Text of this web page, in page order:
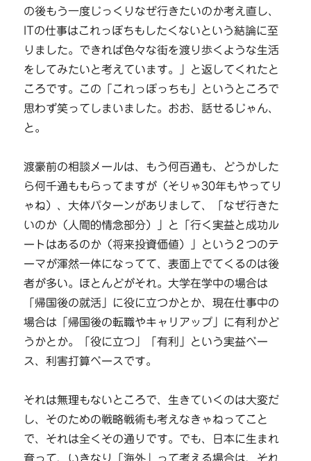
の後もう一度じっくりなぜ行きたいのか考え直し、
ITの仕事はこれっぽちもしたくないという結論に至
りました。できれば色々な街を渡り歩くような生活
をしてみたいと考えています。」と返してくれたと
ころです。この「これっぽっちも」というところで
思わず笑ってしまいました。おお、話せるじゃん、
と。
渡豪前の相談メールは、もう何百通も、どうかした
ら何千通ももらってますが（そりゃ30年もやってり
ゃね）、大体パターンがありまして、「なぜ行きた
いのか（人間的情念部分）」と「行く実益と成功ル
ートはあるのか（将来投資価値）」という２つのテ
ーマが渾然一体になってて、表面上でてくるのは後
者が多い。ほとんどがそれ。大学在学中の場合は
「帰国後の就活」に役に立つかとか、現在仕事中の
場合は「帰国後の転職やキャリアップ」に有利かど
うかとか。「役に立つ」「有利」という実益ベー
ス、利害打算ベースです。
それは無理もないところで、生きていくのは大変だ
し、そのための戦略戦術も考えなきゃねってこと
で、それは全くその通りです。でも、日本に生まれ
育って、いきなり「海外」って考える場合は、それ